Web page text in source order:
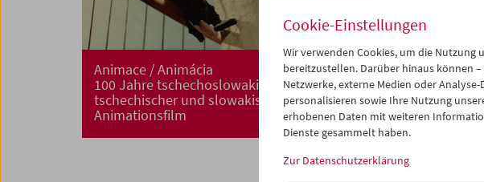
Animace / Animácia
100 Jahre tschechoslowakischer,
tschechischer und slowakischer
Animationsfilm
Women
Cookie-Einstellungen
Wir verwenden Cookies, um die Nutzung
bereitzustellen. Darüber hinaus können
Netzwerke, externe Medien oder
personalisieren sowie Ihre Nutzung
erhobenen Daten mit weiteren
Dienste gesammelt haben.
Zur Datenschutzerklärung